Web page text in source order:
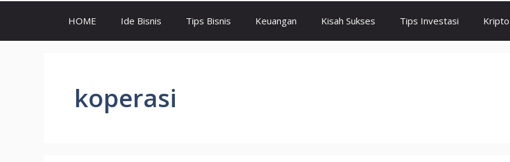
HOME Ide Bisnis Tips Bisnis Keuangan Kisah Sukses Tips Investasi Kripto
koperasi